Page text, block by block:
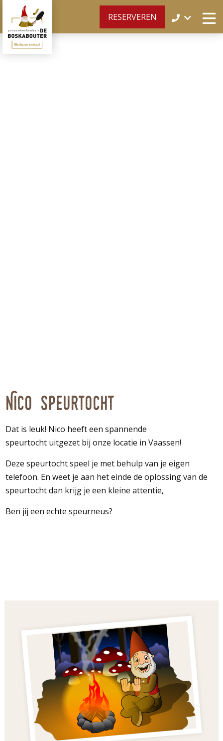
RESERVEREN
Nico speurtocht
Dat is leuk! Nico heeft een spannende
speurtocht uitgezet bij onze locatie in Vaassen!
Deze speurtocht speel je met behulp van je eigen
telefoon. En weet je aan het einde de oplossing van de
speurtocht dan krijg je een kleine attentie,
Ben jij een echte speurneus?